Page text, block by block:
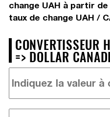
change UAH à partir
taux de change UAH /
CONVERTISSEUR
=> DOLLAR